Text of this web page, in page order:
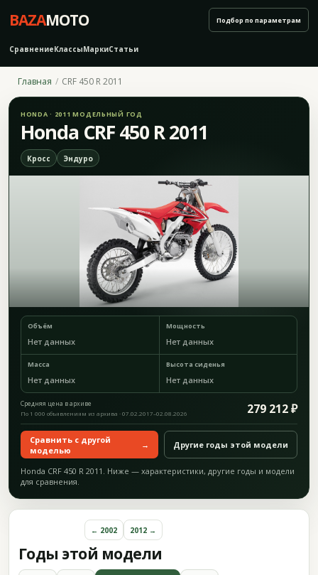
BAZAMOTO
СравнениеКлассыМаркиСтатьи
Подбор по параметрам
Главная CRF 450 R 2011
HONDA · 2011 МОДЕЛЬНЫЙ ГОД
Honda CRF 450 R 2011
Кросс Эндуро
Объём
Нет данных
Мощность
Нет данных
Масса
Нет данных
Высота сиденья
Нет данных
Средняя цена в архиве 279 212 ₽
По 1 000 объявлениям из архива · 07.02.2017–02.08.2026
Сравнить с другой
моделью
→ Другие годы этой модели
Honda CRF 450 R 2011. Ниже — характеристики, другие годы и модели
для сравнения.
Годы этой модели
← 2002 2012 →